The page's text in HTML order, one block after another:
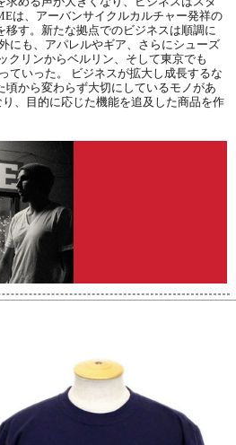
は、アーバンサイクルカルチャー発祥の
移す。新たな拠点でのビジネスは順調に
にも、アパレルやギア、さらにシューズ
クリンからベルリン、そして東京でも
ていった。 ビジネスが拡大し成長するな
頃から変わらず大切にしているモノがあ
、目的に応じた機能を追及した商品を作